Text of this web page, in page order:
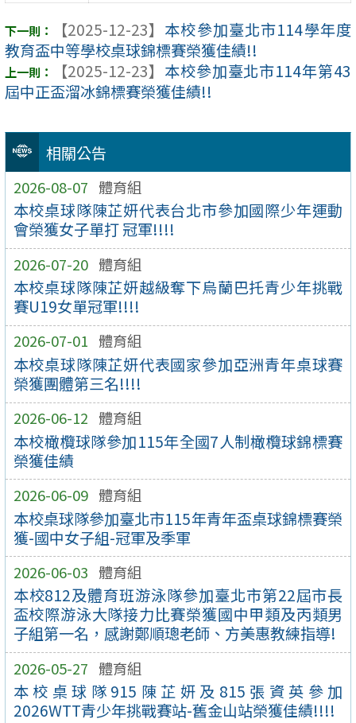
相關公告
2026-08-07 體育組
本校桌球隊陳芷妍代表台北市參加國際少年運動
會榮獲女子單打 冠軍!!!!
2026-07-20 體育組
本校桌球隊陳芷妍越級奪下烏蘭巴托青少年挑戰
賽U19女單冠軍!!!!
2026-07-01 體育組
本校桌球隊陳芷妍代表國家參加亞洲青年桌球賽
榮獲團體第三名!!!!
2026-06-12 體育組
本校橄欖球隊參加115年全國7人制橄欖球錦標賽
榮獲佳績
2026-06-09 體育組
本校桌球隊參加臺北市115年青年盃桌球錦標賽榮
獲-國中女子組-冠軍及季軍
2026-06-03 體育組
本校812及體育班游泳隊參加臺北市第22屆市長
盃校際游泳大隊接力比賽榮獲國中甲類及丙類男
子組第一名，感謝鄭順璁老師、方美惠教練指導!
2026-05-27 體育組
本校桌球隊915陳芷妍及815張資英參加
2026WTT青少年挑戰賽站-舊金山站榮獲佳績!!!!
【2025-12-23】 本校參加臺北市114學年度
教育盃中等學校桌球錦標賽榮獲佳績!!
【2025-12-23】 本校參加臺北市114年第43
屆中正盃溜冰錦標賽榮獲佳績!!